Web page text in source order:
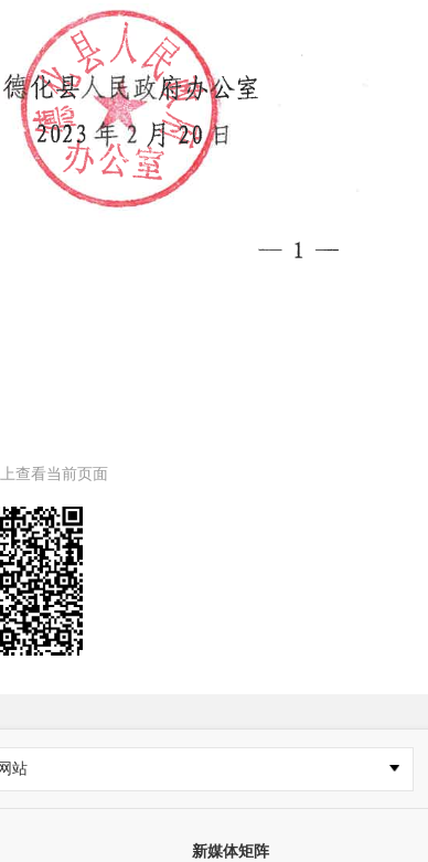
查看当前页面
站
新媒体矩阵